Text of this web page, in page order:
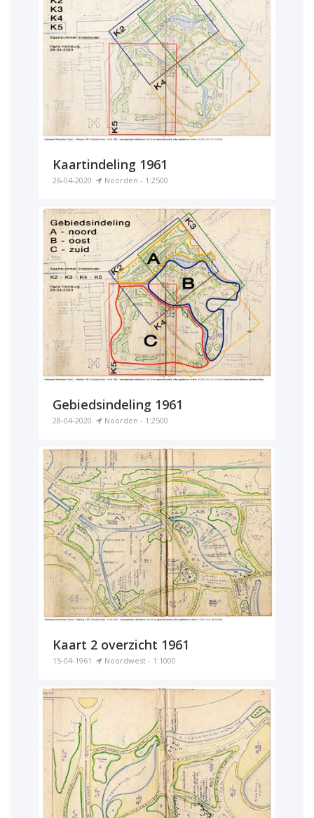
Kaartindeling 1961
26-04-2020 Noorden - 1:2500
Gebiedsindeling 1961
28-04-2020 Noorden - 1:2500
Kaart 2 overzicht 1961
15-04-1961 Noordwest - 1:1000